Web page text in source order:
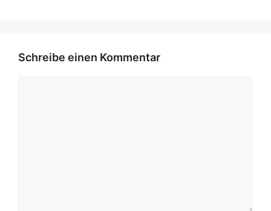
Schreibe einen Kommentar